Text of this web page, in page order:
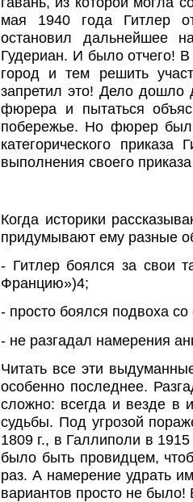
мая 1940 года Гитлер
остановил дальнейшее
Гудериан. И было отчего!
город и тем решить
запретил это! Дело дошло
фюрера и пытаться
побережье. Но фюрер был
категорического
выполнения своего
Когда историки
придумывают ему разные
- Гитлер боялся за свои
Францию»)4;
- просто боялся подвоха
- не разгадал намерения
Читать все эти
особенно последнее.
сложно: всегда и везде в
судьбы. Под угрозой
1809 г., в Галлиполи в
было быть провидцем,
раз. А намерение удрать
вариантов просто не